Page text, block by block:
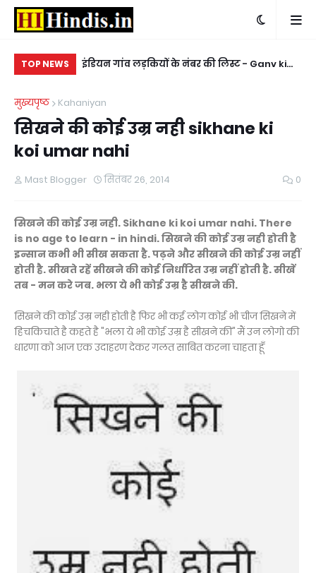
TOP NEWS
- घर
इंडियन गांव लड़कियों के नंबर की लिस्ट - Ganv ki
मुख्यपृष्ठ
Kahaniyan
सिखने की कोई उम्र नही sikhane ki
koi umar nahi
Mast Blogger सितंबर 26, 2014 0
सिखने की कोई उम्र नही. Sikhane ki koi umar nahi. There
is no age to learn - in hindi. सिखने की कोई उम्र नही होती है
इन्सान कभी भी सीख सकता है. पढ़ने और सीखने की कोई उम्र नहीं
होती है. सीखते रहें सीखने की कोई निर्धारित उम्र नहीं होती है. सीखें
तब - मन करे जब. भला ये भी कोई उम्र है सीखने की.
सिखने की कोई उम्र नही होती है फिर भी कई लोग कोई भी चीज सिखने में
हिचकिचाते है कहते है "भला ये भी कोई उम्र है सीखने की" मैं उन लोगो की
धारणा को आज एक उदाहरण देकर गलत साबित करना चाहता हूँ